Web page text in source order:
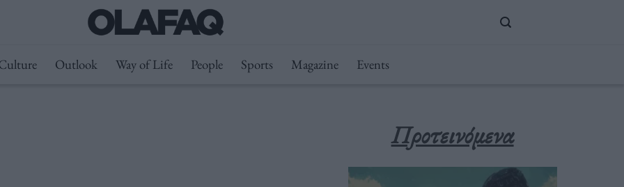
Outlook Way of Life People Sports Magazine Events
Προτεινόμενα